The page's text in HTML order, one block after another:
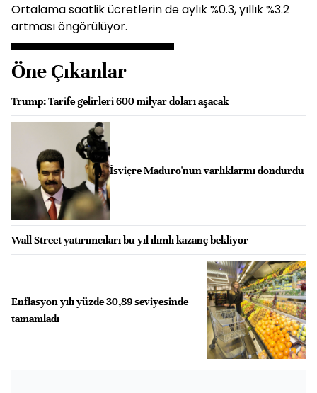
Ortalama saatlik ücretlerin de aylık %0.3, yıllık %3.2
artması öngörülüyor.
Öne Çıkanlar
Trump: Tarife gelirleri 600 milyar doları aşacak
İsviçre Maduro'nun varlıklarını dondurdu
Wall Street yatırımcıları bu yıl ılımlı kazanç bekliyor
Enflasyon yılı yüzde 30,89 seviyesinde
tamamladı